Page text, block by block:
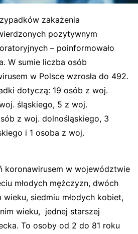
zakażenia
pozytywnym
– poinformowało
W sumie liczba osób
w Polsce wzrosła do 492.
dotyczą: 19 osób z woj.
śląskiego, 5 z woj.
z woj. dolnośląskiego, 3
i 1 osoba z woj.
koronawirusem w województwie
młodych mężczyzn, dwóch
siedmiu młodych kobiet,
wieku, jednej starszej
To osoby od 2 do 81 roku